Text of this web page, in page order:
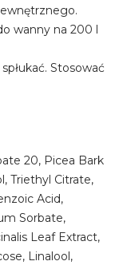
wanny na 200 l
Stosować
20, Picea Bark
Triethyl Citrate,
Acid,
Sorbate,
Leaf Extract,
Linalool,